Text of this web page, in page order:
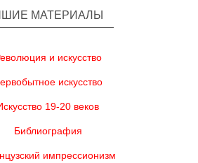
МАТЕРИАЛЫ
и искусство
искусство
19-20 веков
Библиография
импрессионизм